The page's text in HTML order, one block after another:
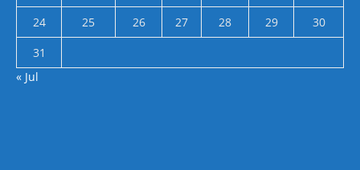
24
25 26 27 28 29
30
31
« Jul